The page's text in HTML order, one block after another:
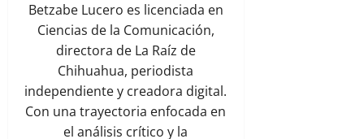
Betzabe Lucero es licenciada en
Ciencias de la Comunicación,
directora de La Raíz de
Chihuahua, periodista
independiente y creadora digital.
Con una trayectoria enfocada en
el análisis crítico y la